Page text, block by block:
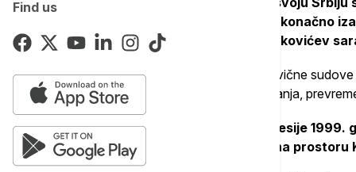
Find us
se pridigne i sa olakšanjem sačeka da konačno
Novosti pukovnik Miodrag Jevtić, Pavkovićev
Međunarodni rezidualni mehanizam za krivične
Pavkovića, zbog teškog zdravstvenog stanja,
General Pavković je, tokom NATO agresije 1999.
Jugoslavije, koja je bila raspoređena na prostoru